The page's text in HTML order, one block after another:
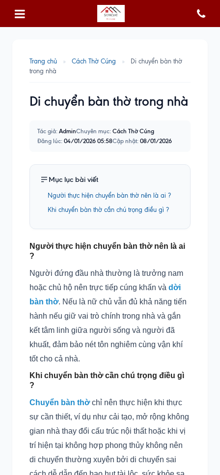
Trang chủ » Cách Thờ Cúng »
Di chuyển bàn thờ
trong nhà
Di chuyển bàn thờ trong nhà
Tác giả: AdminChuyên mục: Cách Thờ Cúng
Đăng lúc: 04/01/2026 05:58Cập nhật: 08/01/2026
Mục lục bài viết
Người thực hiện chuyển bàn thờ nên là ai ?
Khi chuyển bàn thờ cần chú trọng điều gì ?
Người thực hiện chuyển bàn thờ nên là ai
?
Người đứng đầu nhà thường là trưởng nam
hoặc chủ hộ nên trực tiếp cúng khấn và dời
bàn thờ. Nếu là nữ chủ vẫn đủ khả năng tiến
hành nếu giữ vai trò chính trong nhà và gắn
kết tâm linh giữa người sống và người đã
khuất, đảm bảo nét tôn nghiêm cùng vận khí
tốt cho cả nhà.
Khi chuyển bàn thờ cần chú trọng điều gì
?
Chuyển bàn thờchỉ nên thực hiện khi thực
sự cần thiết, ví dụ như cải tạo, mở rộng không
gian nhà thay đổi cấu trúc nội thất hoặc khi vị
trí hiện tại không hợp phong thủy không nên
di chuyển thường xuyên bởi di chuyển sai